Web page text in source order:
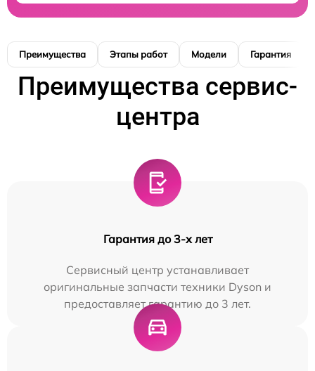
Преимущества Этапы работ Модели Гарантия
Преимущества сервис-
центра
Гарантия до 3-х лет
Сервисный центр устанавливает
оригинальные запчасти техники Dyson и
предоставляет гарантию до 3 лет.